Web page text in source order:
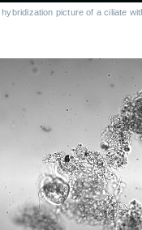
picture of a ciliate